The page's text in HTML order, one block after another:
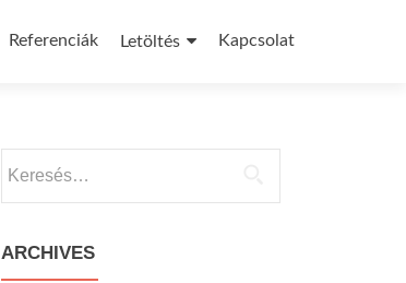
Referenciák Letöltés Kapcsolat
ARCHIVES